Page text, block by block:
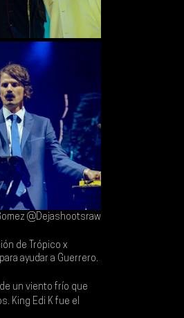
@Dejashootsraw
de Trópico x
ayudar a Guerrero.
un viento frío que
King Edi K fue el